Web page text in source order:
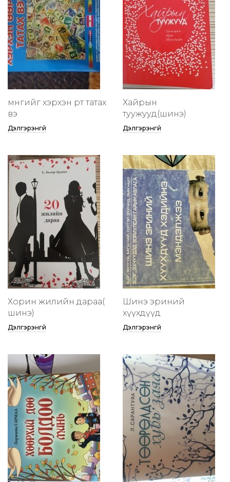
мөнгийг хэрхэн өөртөө татах
вэ
Дэлгэрэнгүй
Хайрын
туужууд(шинэ)
Дэлгэрэнгүй
Хорин жилийн дараа(
шинэ)
Дэлгэрэнгүй
Шинэ эриний
хүүхдүүд
Дэлгэрэнгүй